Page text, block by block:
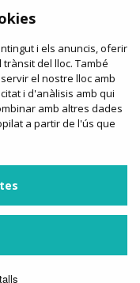
i els anuncis, oferir
del lloc. També
el nostre lloc amb
i d'anàlisis amb qui
amb altres dades
a partir de l'ús que